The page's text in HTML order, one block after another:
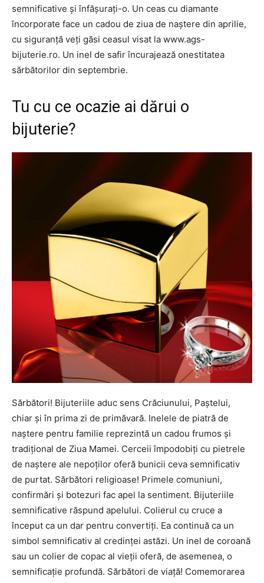
semnificative și înfășurați-o. Un ceas cu diamante
încorporate face un cadou de ziua de naștere din aprilie,
cu siguranță veți găsi ceasul visat la www.ags-
bijuterie.ro. Un inel de safir încurajează onestitatea
sărbătorilor din septembrie.
Tu cu ce ocazie ai dărui o
bijuterie?
Sărbători! Bijuteriile aduc sens Crăciunului, Paștelui,
chiar și în prima zi de primăvară. Inelele de piatră de
naștere pentru familie reprezintă un cadou frumos și
tradițional de Ziua Mamei. Cerceii împodobiți cu pietrele
de naștere ale nepoților oferă bunicii ceva semnificativ
de purtat. Sărbători religioase! Primele comuniuni,
confirmări și botezuri fac apel la sentiment. Bijuteriile
semnificative răspund apelului. Colierul cu cruce a
început ca un dar pentru convertiți. Ea continuă ca un
simbol semnificativ al credinței astăzi. Un inel de coroană
sau un colier de copac al vieții oferă, de asemenea, o
semnificație profundă. Sărbători de viață! Comemorarea